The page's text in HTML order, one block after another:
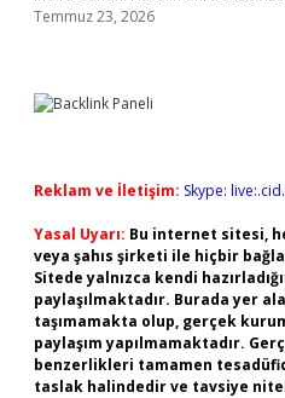
Temmuz 23, 2026
Reklam ve İletişim: Skype:
Yasal Uyarı: Bu internet sitesi,
veya şahıs şirketi ile hiçbir
Sitede yalnızca kendi
paylaşılmaktadır. Burada yer
taşımamakta olup, gerçek
paylaşım yapılmamaktadır.
benzerlikleri tamamen
taslak halindedir ve tavsiye